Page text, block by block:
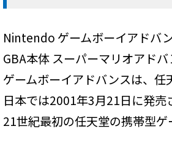
Nintendo ゲームボーイアドバ
GBA本体 スーパーマリオアド
ゲームボーイアドバンスは、
日本では2001年3月21日に発
21世紀最初の任天堂の携帯型